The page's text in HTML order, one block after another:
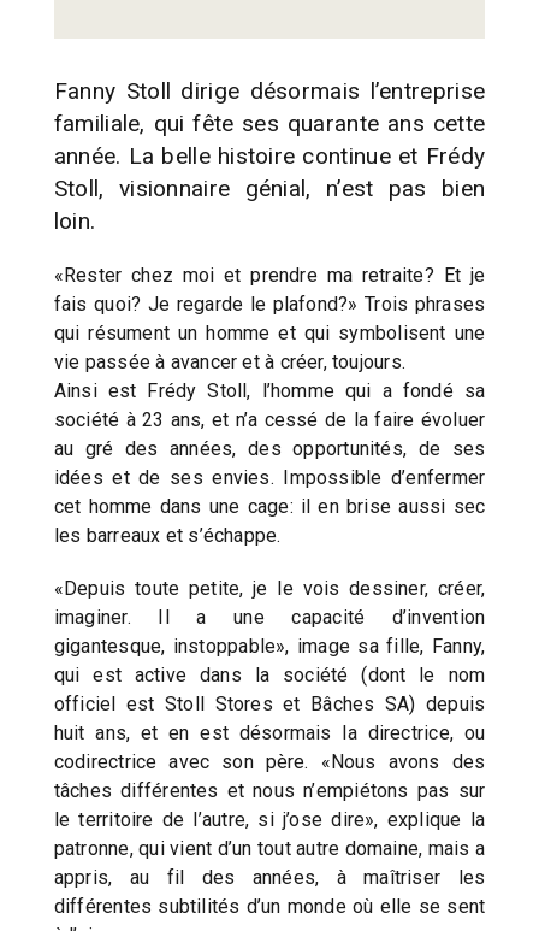
Fanny Stoll dirige désormais l’entreprise
familiale, qui fête ses quarante ans cette
année. La belle histoire continue et Frédy
Stoll, visionnaire génial, n’est pas bien
loin.
«Rester chez moi et prendre ma retraite? Et je
fais quoi? Je regarde le plafond?» Trois phrases
qui résument un homme et qui symbolisent une
vie passée à avancer et à créer, toujours.
Ainsi est Frédy Stoll, l’homme qui a fondé sa
société à 23 ans, et n’a cessé de la faire évoluer
au gré des années, des opportunités, de ses
idées et de ses envies. Impossible d’enfermer
cet homme dans une cage: il en brise aussi sec
les barreaux et s’échappe.
«Depuis toute petite, je le vois dessiner, créer,
imaginer. Il a une capacité d’invention
gigantesque, instoppable», image sa fille, Fanny,
qui est active dans la société (dont le nom
officiel est Stoll Stores et Bâches SA) depuis
huit ans, et en est désormais la directrice, ou
codirectrice avec son père. «Nous avons des
tâches différentes et nous n’empiétons pas sur
le territoire de l’autre, si j’ose dire», explique la
patronne, qui vient d’un tout autre domaine, mais a
appris, au fil des années, à maîtriser les
différentes subtilités d’un monde où elle se sent